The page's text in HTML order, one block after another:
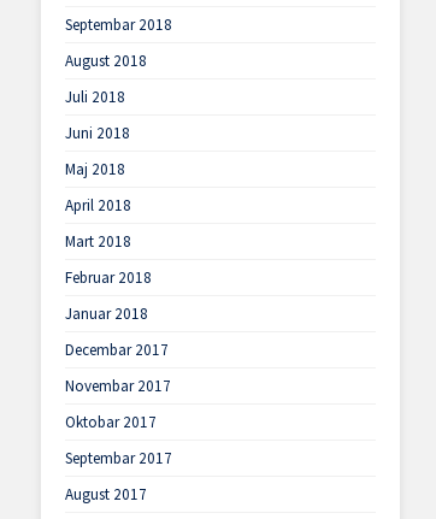
Septembar 2018
August 2018
Juli 2018
Juni 2018
Maj 2018
April 2018
Mart 2018
Februar 2018
Januar 2018
Decembar 2017
Novembar 2017
Oktobar 2017
Septembar 2017
August 2017